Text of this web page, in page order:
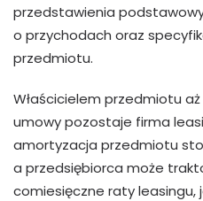
przedstawienia
o przychodach oraz
przedmiotu.
Właścicielem przedmiotu
umowy pozostaje firma
amortyzacja przedmiotu
a przedsiębiorca może
comiesięczne raty leasingu,